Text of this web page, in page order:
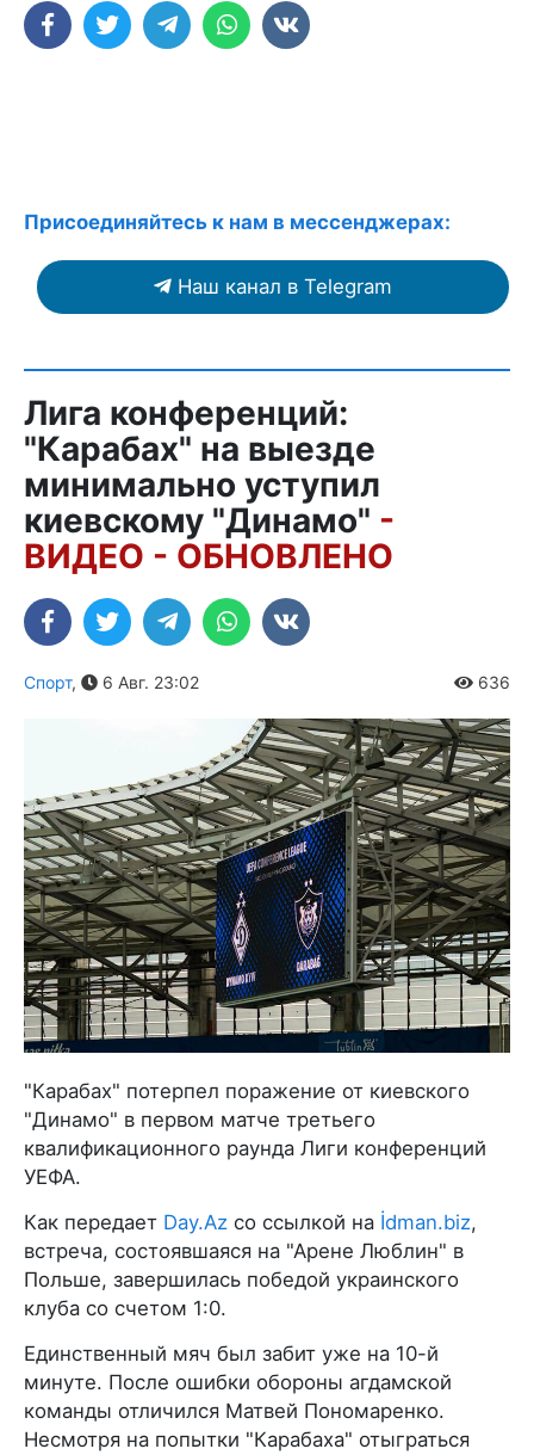
Присоединяйтесь к нам в мессенджерах:
Наш канал в Telegram
Лига конференций:
"Карабах" на выезде
минимально уступил
киевскому "Динамо" -
ВИДЕО - ОБНОВЛЕНО
Спорт, 6 Авг. 23:02 636
"Карабах" потерпел поражение от киевского
"Динамо" в первом матче третьего
квалификационного раунда Лиги конференций
УЕФА.
Как передает Day.Az со ссылкой на İdman.biz,
встреча, состоявшаяся на "Арене Люблин" в
Польше, завершилась победой украинского
клуба со счетом 1:0.
Единственный мяч был забит уже на 10-й
минуте. После ошибки обороны агдамской
команды отличился Матвей Пономаренко.
Несмотря на попытки "Карабаха" отыграться